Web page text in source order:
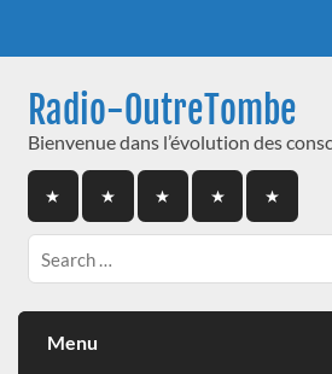
Radio-OutreTombe
Bienvenue dans l’évolution des
Menu